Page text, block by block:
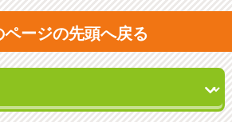
ページの先頭へ戻る